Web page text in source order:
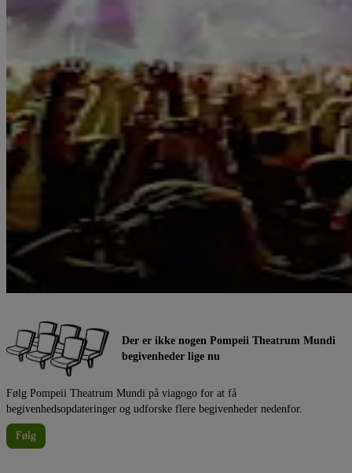
Der er ikke nogen Pompeii Theatrum Mundi
begivenheder lige nu
Følg Pompeii Theatrum Mundi på viagogo for at få
begivenhedsopdateringer og udforske flere begivenheder nedenfor.
Følg